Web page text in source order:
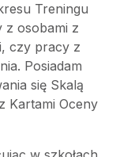
Treningu
z osobami z
czy pracy z
Posiadam
się Skalą
Kartami Oceny